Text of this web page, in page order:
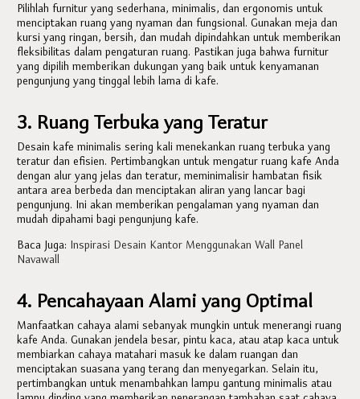
Pilihlah furnitur yang sederhana, minimalis, dan ergonomis untuk
menciptakan ruang yang nyaman dan fungsional. Gunakan meja dan
kursi yang ringan, bersih, dan mudah dipindahkan untuk memberikan
fleksibilitas dalam pengaturan ruang. Pastikan juga bahwa furnitur
yang dipilih memberikan dukungan yang baik untuk kenyamanan
pengunjung yang tinggal lebih lama di kafe.
3. Ruang Terbuka yang Teratur
Desain kafe minimalis sering kali menekankan ruang terbuka yang
teratur dan efisien. Pertimbangkan untuk mengatur ruang kafe Anda
dengan alur yang jelas dan teratur, meminimalisir hambatan fisik
antara area berbeda dan menciptakan aliran yang lancar bagi
pengunjung. Ini akan memberikan pengalaman yang nyaman dan
mudah dipahami bagi pengunjung kafe.
Baca Juga: Inspirasi Desain Kantor Menggunakan Wall Panel
Navawall
4. Pencahayaan Alami yang Optimal
Manfaatkan cahaya alami sebanyak mungkin untuk menerangi ruang
kafe Anda. Gunakan jendela besar, pintu kaca, atau atap kaca untuk
membiarkan cahaya matahari masuk ke dalam ruangan dan
menciptakan suasana yang terang dan menyegarkan. Selain itu,
pertimbangkan untuk menambahkan lampu gantung minimalis atau